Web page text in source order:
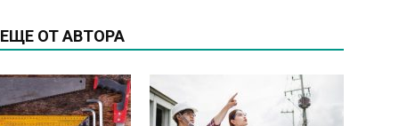
ЕЩЕ ОТ АВТОРА